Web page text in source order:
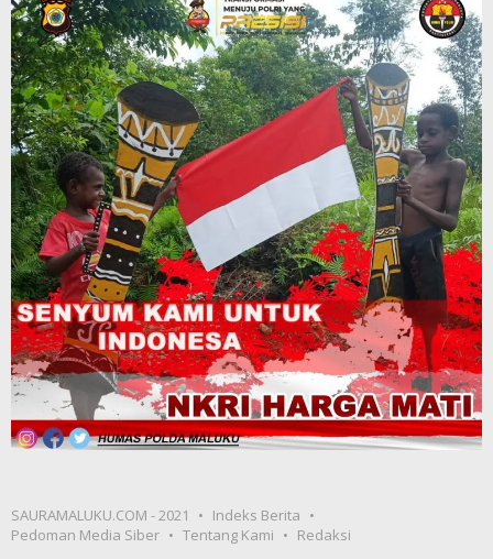
SAURAMALUKU.COM - 2021
Indeks Berita
Pedoman Media Siber
Tentang Kami Redaksi